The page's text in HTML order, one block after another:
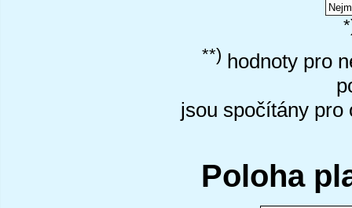
**) hodnoty pro
jsou spočítány pro
Poloha